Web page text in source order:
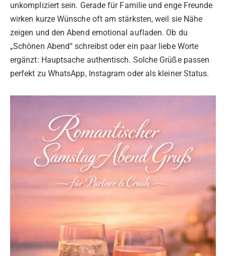
unkompliziert sein. Gerade für Familie und enge Freunde
wirken kurze Wünsche oft am stärksten, weil sie Nähe
zeigen und den Abend emotional aufladen. Ob du
„Schönen Abend“ schreibst oder ein paar liebe Worte
ergänzt: Hauptsache authentisch. Solche Grüße passen
perfekt zu WhatsApp, Instagram oder als kleiner Status.